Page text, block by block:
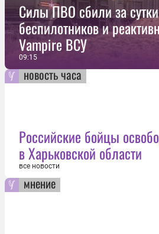
Силы ПВО сбили за
беспилотников и
Vampire ВСУ
09:15
новость часа
Российские бойцы
в Харьковской области
все новости
мнение